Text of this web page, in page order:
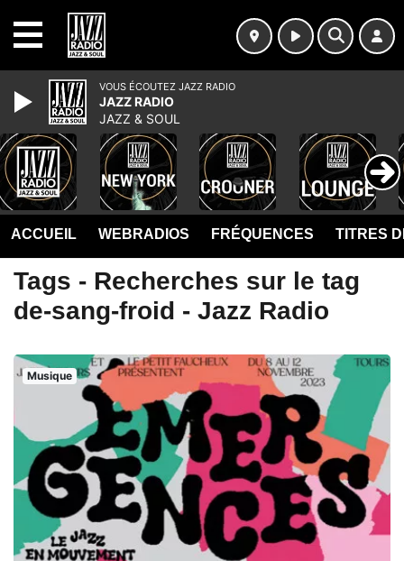
ACCUEIL WEBRADIOS FRÉQUENCES TITRES
Tags - Recherches sur le tag
de-sang-froid - Jazz Radio
Musique
VOUS ÉCOUTEZ JAZZ RADIO
JAZZ RADIO
JAZZ & SOUL